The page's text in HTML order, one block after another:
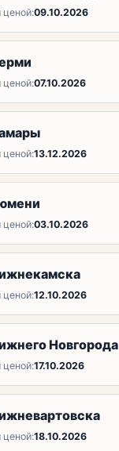
ценой:09.10.2026
ценой:07.10.2026
ценой:13.12.2026
ценой:03.10.2026
ценой:12.10.2026
Новгорода
ценой:17.10.2026
ценой:18.10.2026